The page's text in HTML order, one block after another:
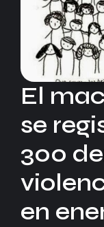
El
se
300
en